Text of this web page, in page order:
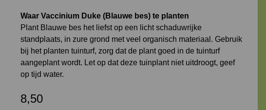
Waar Vaccinium Duke (Blauwe bes) te planten
Plant Blauwe bes het liefst op een licht schaduwrijke
standplaats, in zure grond met veel organisch materiaal. Gebruik
bij het planten tuinturf, zorg dat de plant goed in de tuinturf
aangeplant wordt. Let op dat deze tuinplant niet uitdroogt, geef
op tijd water.
8,50